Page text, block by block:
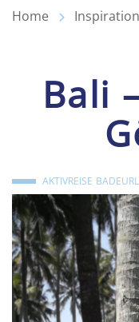
Home
Bali
AKTIVREISE